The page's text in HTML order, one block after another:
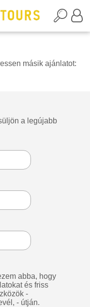
másik ajánlatot:
a legújabb
abba, hogy
és friss
-
- útján.